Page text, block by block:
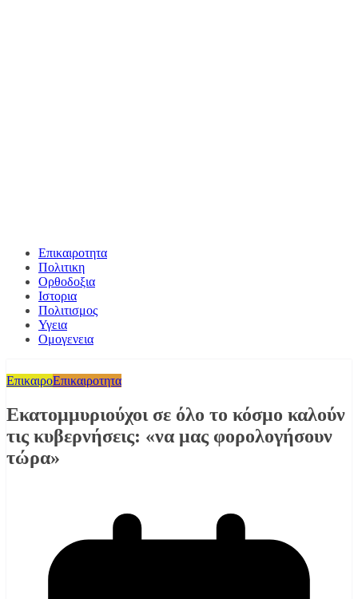
Επικαιροτητα
Πολιτικη
Ορθοδοξια
Ιστορια
Πολιτισμος
Υγεια
Ομογενεια
ΕπικαιροΕπικαιροτητα
Εκατομμυριούχοι σε όλο το κόσμο καλούν
τις κυβερνήσεις: «να μας φορολογήσουν
τώρα»